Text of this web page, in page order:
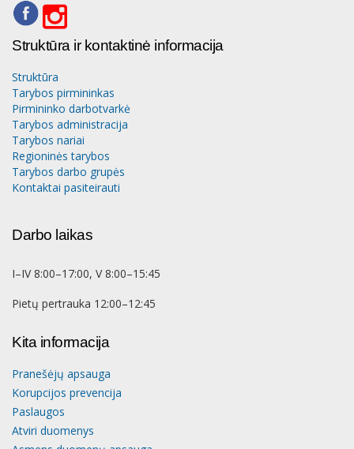
Struktūra ir kontaktinė informacija
Struktūra
Tarybos pirmininkas
Pirmininko darbotvarkė
Tarybos administracija
Tarybos nariai
Regioninės tarybos
Tarybos darbo grupės
Kontaktai pasiteirauti
Darbo laikas
I–IV 8:00–17:00, V 8:00–15:45
Pietų pertrauka 12:00–12:45
Kita informacija
Pranešėjų apsauga
Korupcijos prevencija
Paslaugos
Atviri duomenys